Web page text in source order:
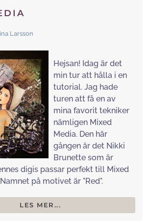
Larsson
Hejsan! Idag är det
min tur att hålla i en
tutorial. Jag hade
turen att få en av
mina favorit tekniker
nämligen Mixed
Media. Den här
gången är det Nikki
Brunette som är
digis passar perfekt till Mixed
Namnet på motivet är "Red".
LES MER...